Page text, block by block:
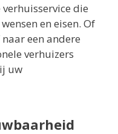
die
en eisen. Of
een andere
verhuizers
uw